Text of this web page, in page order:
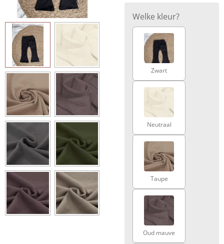
Welke kleur?
Zwart
Neutraal
Taupe
Oud mauve